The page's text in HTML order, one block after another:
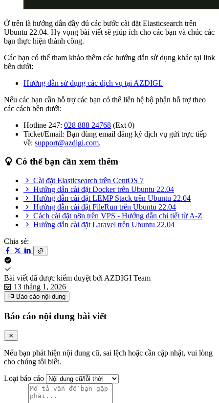
Ở trên là hướng dẫn đầy đủ các bước cài đặt Elasticsearch trên
Ubuntu 22.04. Hy vọng bài viết sẽ giúp ích cho các bạn và chúc các
bạn thực hiện thành công.
Các bạn có thể tham khảo thêm các hướng dẫn sử dụng khác tại link
bên dưới:
Hướng dẫn sử dụng các dịch vụ tại AZDIGI.
Nếu các bạn cần hỗ trợ các bạn có thể liên hệ bộ phận hỗ trợ theo
các cách bên dưới:
Hotline 247: 028 888 24768 (Ext 0)
Ticket/Email: Bạn dùng email đăng ký dịch vụ gửi trực tiếp
về: support@azdigi.com.
Có thể bạn cần xem thêm
Cài đặt Elasticsearch trên CentOS 7
Hướng dẫn cài đặt Docker trên Ubuntu 22.04
Hướng dẫn cài đặt LEMP Stack trên Ubuntu 22.04
Hướng dẫn cài đặt FileRun trên Ubuntu 22.04
Cách cài đặt n8n trên VPS - Hướng dẫn chi tiết từ A-Z
Hướng dẫn cài đặt Laravel trên Ubuntu 22.04
Chia sẻ:
Bài viết đã được kiểm duyệt bởi AZDIGI Team
13 tháng 1, 2026
Báo cáo nội dung
Báo cáo nội dung bài viết
Nếu bạn phát hiện nội dung cũ, sai lệch hoặc cần cập nhật, vui lòng
cho chúng tôi biết.
Loại báo cáo